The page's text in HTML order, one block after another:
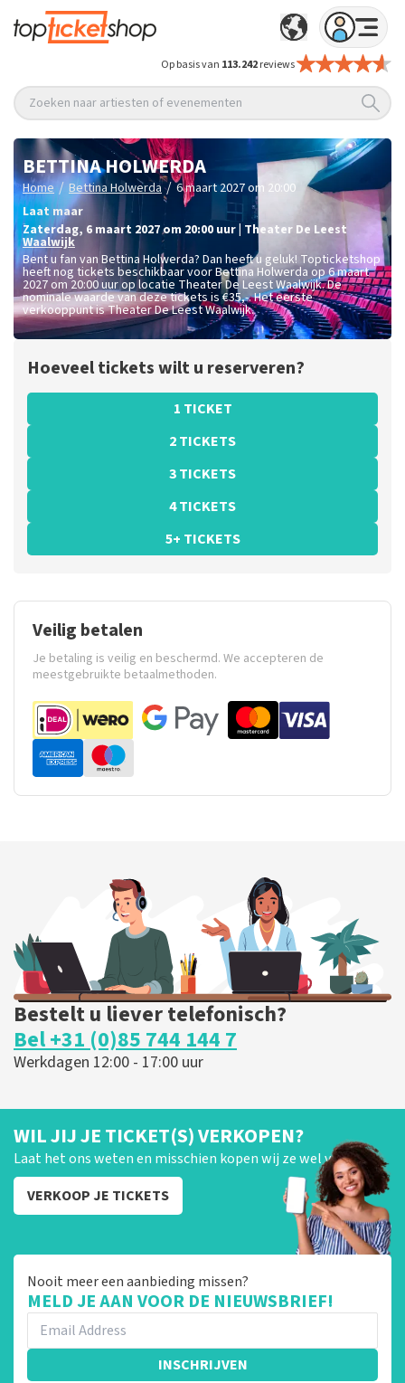
Op basis van 113.242reviews
Zoeken naar artiesten of evenementen
BETTINA HOLWERDA
Home / Bettina Holwerda / 6 maart 2027 om 20:00
Laat maar
zaterdag, 6 maart 2027 om 20:00 uur Theater De Leest
Waalwijk
Bent u fan van Bettina Holwerda? Dan heeft u geluk! Topticketshop
heeft nog tickets beschikbaar voor Bettina Holwerda op 6 maart
2027 om 20:00 uur op locatie Theater De Leest Waalwijk. De
nominale waarde van deze tickets is€35,-. Het eerste
verkooppunt is Theater De Leest Waalwijk.
Hoeveel tickets wilt u reserveren?
1 TICKET
2 TICKETS
3 TICKETS
4 TICKETS
5+ TICKETS
Veilig betalen
Je betaling is veilig en beschermd. We accepteren de
meestgebruikte betaalmethoden.
Bestelt u liever telefonisch?
Bel +31 (0)85 744 144 7
Werkdagen 12:00 - 17:00 uur
WIL JIJ JE TICKET(S) VERKOPEN?
Laat het ons weten en misschien kopen wij ze wel van je!
VERKOOP JE TICKETS
Nooit meer een aanbieding missen?
MELD JE AAN VOOR DE NIEUWSBRIEF!
INSCHRIJVEN